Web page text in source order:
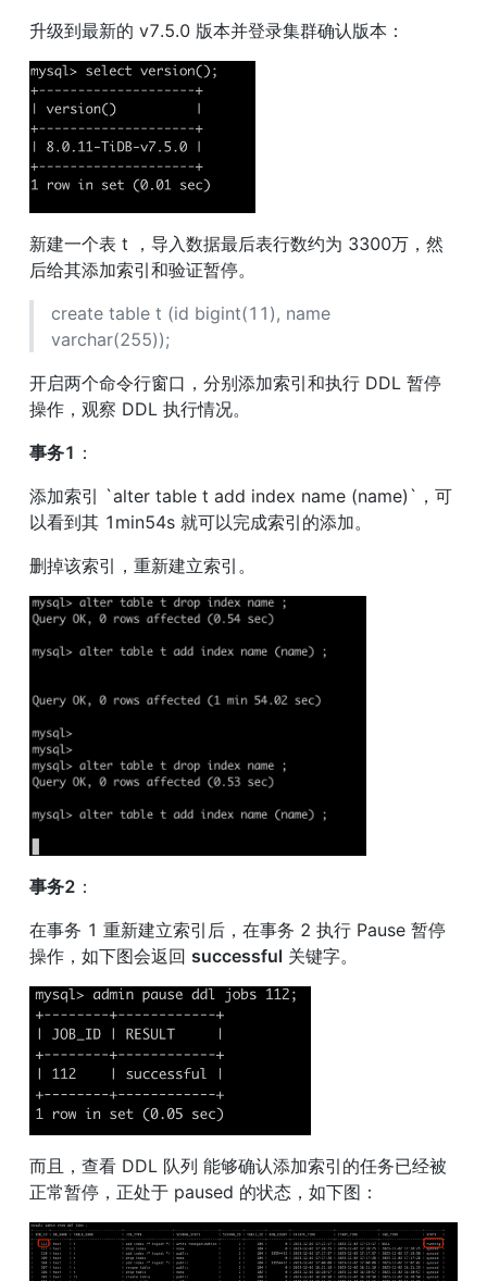
升级到最新的 v7.5.0 版本并登录集群确认版本：
新建一个表 t ，导入数据最后表行数约为 3300万，然
后给其添加索引和验证暂停。
create table t (id bigint(11), name
varchar(255));
开启两个命令行窗口，分别添加索引和执行 DDL 暂停
操作，观察 DDL 执行情况。
事务1 ：
添加索引 `alter table t add index name (name)`，可
以看到其 1min54s 就可以完成索引的添加。
删掉该索引，重新建立索引。
事务2 ：
在事务 1 重新建立索引后，在事务 2 执行 Pause 暂停
操作，如下图会返回 successful 关键字。
而且，查看 DDL 队列 能够确认添加索引的任务已经被
正常暂停，正处于 paused 的状态，如下图：